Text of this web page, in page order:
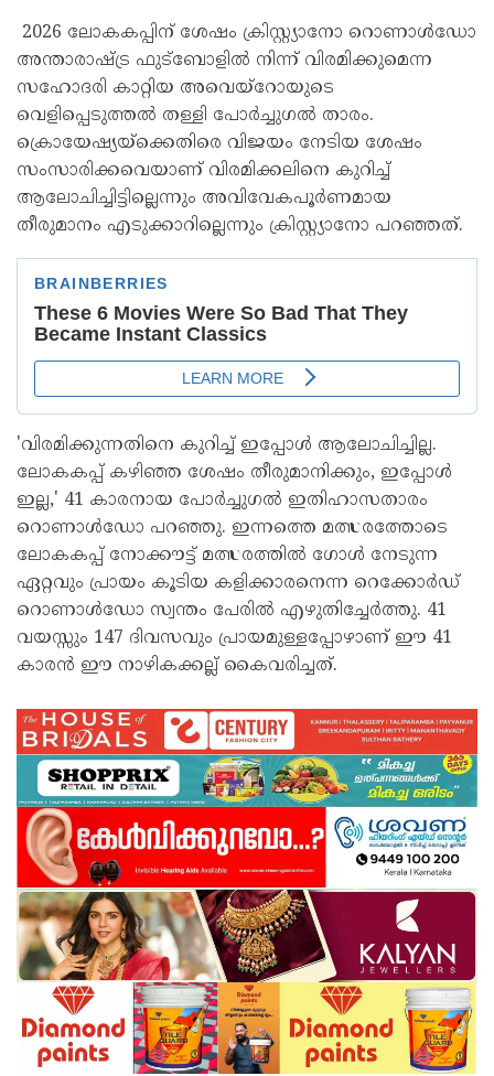
2026 ലോകകപ്പിന് ശേഷം ക്രിസ്റ്റ്യാനോ റൊണാള്‍ഡോ
അന്താരാഷ്ട്ര ഫുട്ബോളില്‍ നിന്ന് വിരമിക്കുമെന്ന
സഹോദരി കാറ്റിയ അവെയ്റോയുടെ
വെളിപ്പെടുത്തല്‍ തള്ളി പോര്‍ച്ചുഗല്‍ താരം.
ക്രൊയേഷ്യയ്‌ക്കെതിരെ വിജയം നേടിയ ശേഷം
സംസാരിക്കവെയാണ് വിരമിക്കലിനെ കുറിച്ച്
ആലോചിച്ചിട്ടില്ലെന്നും അവിവേകപൂര്‍ണമായ
തീരുമാനം എടുക്കാറില്ലെന്നും ക്രിസ്റ്റ്യാനോ പറഞ്ഞത്.
'വിരമിക്കുന്നതിനെ കുറിച്ച് ഇപ്പോള്‍ ആലോചിച്ചില്ല.
ലോകകപ്പ് കഴിഞ്ഞ ശേഷം തീരുമാനിക്കും, ഇപ്പോള്‍
ഇല്ല,' 41 കാരനായ പോര്‍ച്ചുഗല്‍ ഇതിഹാസതാരം
റൊണാള്‍ഡോ പറഞ്ഞു. ഇന്നത്തെ മത്സരത്തോടെ
ലോകകപ്പ് നോക്കൗട്ട് മത്സരത്തില്‍ ഗോള്‍ നേടുന്ന
ഏറ്റവും പ്രായം കൂടിയ കളിക്കാരനെന്ന റെക്കോര്‍ഡ്
റൊണാള്‍ഡോ സ്വന്തം പേരില്‍ എഴുതിച്ചേര്‍ത്തു. 41
വയസ്സും 147 ദിവസവും പ്രായമുള്ളപ്പോഴാണ് ഈ 41
കാരന്‍ ഈ നാഴികക്കല്ല് കൈവരിച്ചത്.